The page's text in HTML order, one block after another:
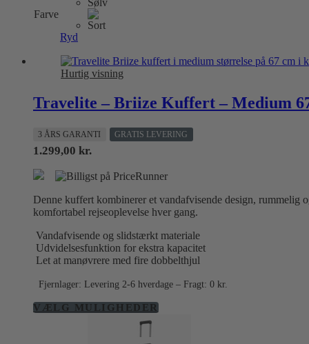
vælges
Farve
Ryd
Hurtig visning
Travelite – Briize Kuffert – Medium
3 ÅRS GARANTI GRATIS LEVERING
1.299,00 kr.
Denne kuffert kombinerer et vandafvisende design,
komfortabel rejseoplevelse hver gang.
Vandafvisende og slidstærkt materiale
Udvidelsesfunktion for ekstra kapacitet
Let at manøvrere med fire dobbelthjul
Fjernlager: Levering 2-6 hverdage – Fragt: 0 kr.
VÆLG MULIGHEDERDette